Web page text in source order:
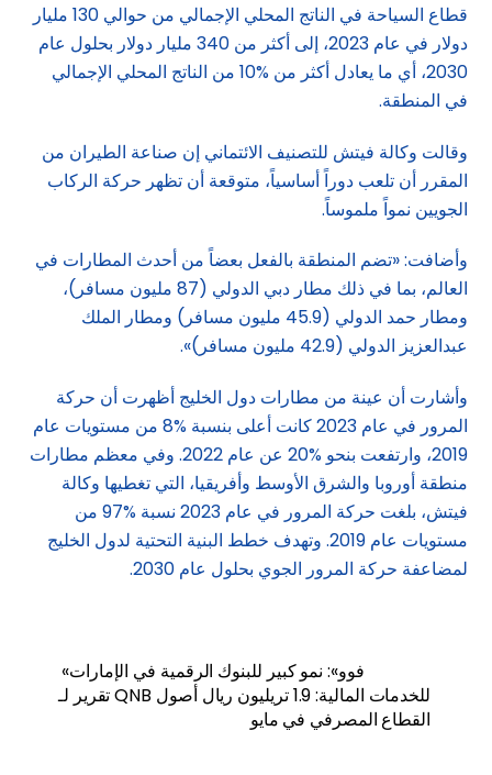
قطاع السياحة في الناتج المحلي الإجمالي من حوالي 130 مليار
دولار في عام 2023، إلى أكثر من 340 مليار دولار بحلول عام
2030، أي ما يعادل أكثر من %10 من الناتج المحلي الإجمالي
في المنطقة.
وقالت وكالة فيتش للتصنيف الائتماني إن صناعة الطيران من
المقرر أن تلعب دوراً أساسياً، متوقعة أن تظهر حركة الركاب
الجويين نمواً ملموساً.
وأضافت: «تضم المنطقة بالفعل بعضاً من أحدث المطارات في
العالم، بما في ذلك مطار دبي الدولي (87 مليون مسافر)،
ومطار حمد الدولي (45.9 مليون مسافر) ومطار الملك
عبدالعزيز الدولي (42.9 مليون مسافر)».
وأشارت أن عينة من مطارات دول الخليج أظهرت أن حركة
المرور في عام 2023 كانت أعلى بنسبة %8 من مستويات عام
2019، وارتفعت بنحو %20 عن عام 2022. وفي معظم مطارات
منطقة أوروبا والشرق الأوسط وأفريقيا، التي تغطيها وكالة
فيتش، بلغت حركة المرور في عام 2023 نسبة %97 من
مستويات عام 2019. وتهدف خطط البنية التحتية لدول الخليج
لمضاعفة حركة المرور الجوي بحلول عام 2030.
«فوو»: نمو كبير للبنوك الرقمية في الإمارات
تقرير لـ QNB للخدمات المالية: 1.9 تريليون ريال أصول
القطاع المصرفي في مايو